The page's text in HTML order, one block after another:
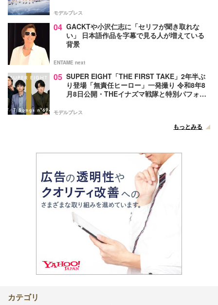
モデルプレス
04 GACKTや小沢仁志に「セリフが聞き取れな
い」 日本語作品を字幕で見る人が増えている
背景
ENTAME next
05 SUPER EIGHT「THE FIRST TAKE」2年半ぶ
り登場「無責任ヒーロー」一発撮り 令和8年8
月8日公開・THEイナズマ戦隊と特別パフォー
モデルプレス
もっとみる
カテゴリ